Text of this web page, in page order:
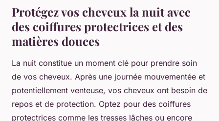
Protégez vos cheveux la nuit avec
des coiffures protectrices et des
matières douces
La nuit constitue un moment clé pour prendre soin
de vos cheveux. Après une journée mouvementée et
potentiellement venteuse, vos cheveux ont besoin de
repos et de protection. Optez pour des coiffures
protectrices comme les tresses lâches ou encore